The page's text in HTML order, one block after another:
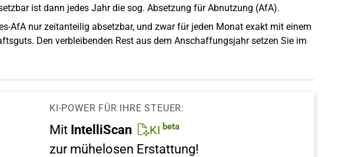
ist dann jedes Jahr die sog. Absetzung für Abnutzung (AfA).
AfA nur zeitanteilig absetzbar, und zwar für jeden Monat exakt mit einem
Den verbleibenden Rest aus dem Anschaffungsjahr setzen Sie im
KI-POWER FÜR IHRE STEUER:
Mit IntelliScan KI beta
zur mühelosen Erstattung!